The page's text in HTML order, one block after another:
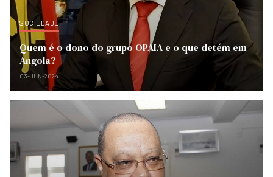
SOCIEDADE
Quem é o dono do grupo OPAIA e o que detém em
Angola?
03-JUN-2024